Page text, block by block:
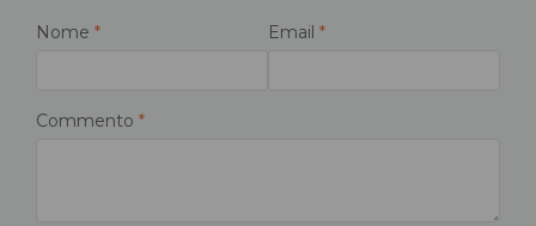
Nome * Email *
Commento *